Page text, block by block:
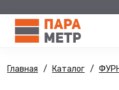
Главная Каталог